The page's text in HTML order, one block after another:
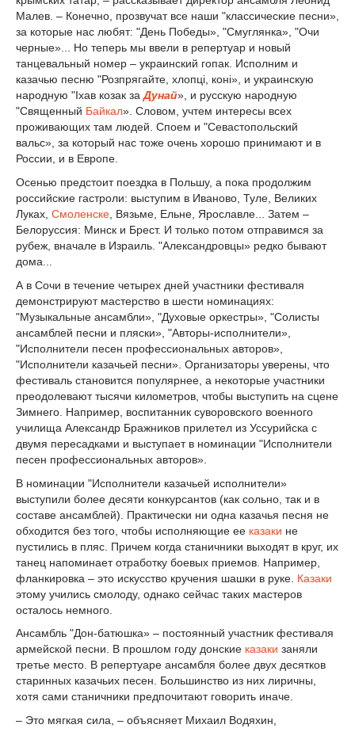
Малев. – Конечно, прозвучат все наши "классические песни»,
за которые нас любят: "День Победы», "Смуглянка», "Очи
черные»... Но теперь мы ввели в репертуар и новый
танцевальный номер – украинский гопак. Исполним и
казачью песню "Розпрягайте, хлопцi, конi», и украинскую
народную "Iхав козак заДунай», и русскую народную
"Священный Байкал». Словом, учтем интересы всех
проживающих там людей. Споем и "Севастопольский
вальс», за который нас тоже очень хорошо принимают и в
России, и в Европе.
Осенью предстоит поездка в Польшу, а пока продолжим
российские гастроли: выступим в Иваново, Туле, Великих
Луках, Смоленске , Вязьме, Ельне, Ярославле... Затем –
Белоруссия: Минск и Брест. И только потом отправимся за
рубеж, вначале в Израиль. "Александровцы» редко бывают
дома...
А в Сочи в течение четырех дней участники фестиваля
демонстрируют мастерство в шести номинациях:
"Музыкальные ансамбли», "Духовые оркестры», "Солисты
ансамблей песни и пляски», "Авторы-исполнители»,
"Исполнители песен профессиональных авторов»,
"Исполнители казачьей песни». Организаторы уверены, что
фестиваль становится популярнее, а некоторые участники
преодолевают тысячи километров, чтобы выступить на сцене
Зимнего. Например, воспитанник суворовского военного
училища Александр Бражников прилетел из Уссурийска с
двумя пересадками и выступает в номинации "Исполнители
песен профессиональных авторов».
В номинации "Исполнители казачьей исполнители»
выступили более десяти конкурсантов (как сольно, так и в
составе ансамблей). Практически ни одна казачья песня не
обходится без того, чтобы исполняющие ее казаки не
пустились в пляс. Причем когда станичники выходят в круг, их
танец напоминает отработку боевых приемов. Например,
фланкировка – это искусство кручения шашки в руке. Казаки
этому учились смолоду, однако сейчас таких мастеров
осталось немного.
Ансамбль "Дон-батюшка» – постоянный участник фестиваля
армейской песни. В прошлом году донские казаки заняли
третье место. В репертуаре ансамбля более двух десятков
старинных казачьих песен. Большинство из них лиричны,
хотя сами станичники предпочитают говорить иначе.
– Это мягкая сила, – объясняет Михаил Водяхин,